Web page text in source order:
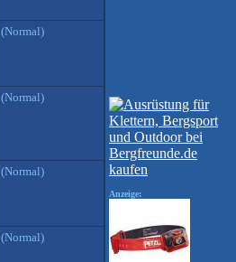
(Normal)
(Normal)
(Normal)
(Normal)
Anzeige: